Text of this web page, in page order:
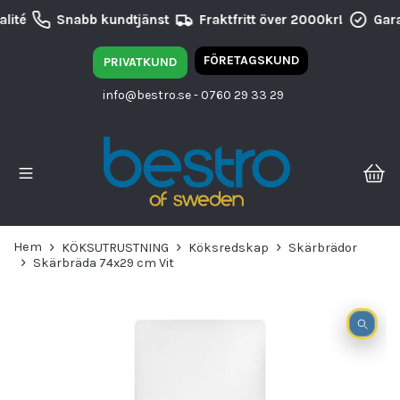
Snabb kundtjänst Fraktfritt över 2000kr!
PRIVATKUND FÖRETAGSKUND
info@bestro.se- 0760 29 33 29
Hem KÖKSUTRUSTNING Köksredskap
Skärbrädor
Skärbräda 74x29 cm Vit